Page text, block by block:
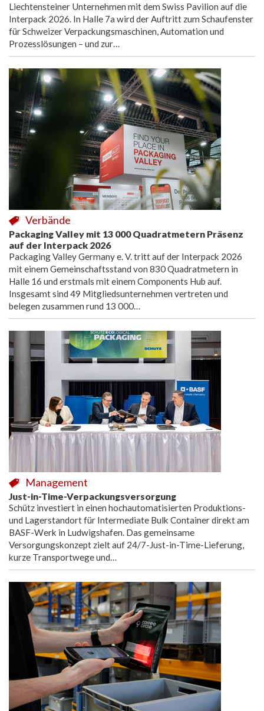
Liechtensteiner Unternehmen mit dem Swiss Pavilion auf die
Interpack 2026. In Halle 7a wird der Auftritt zum Schaufenster
für Schweizer Verpackungsmaschinen, Automation und
Prozesslösungen – und zur…
Packaging Valley mit 13 000 Quadratmetern Präsenz
auf der Interpack 2026
Verbände
Packaging Valley Germany e. V. tritt auf der Interpack 2026
mit einem Gemeinschaftsstand von 830 Quadratmetern in
Halle 16 und erstmals mit einem Components Hub auf.
Insgesamt sind 49 Mitgliedsunternehmen vertreten und
belegen zusammen rund 13 000…
Just-in-Time-Verpackungsversorgung
Management
Schütz investiert in einen hochautomatisierten Produktions-
und Lagerstandort für Intermediate Bulk Container direkt am
BASF-Werk in Ludwigshafen. Das gemeinsame
Versorgungskonzept zielt auf 24/7-Just-in-Time-Lieferung,
kurze Transportwege und…